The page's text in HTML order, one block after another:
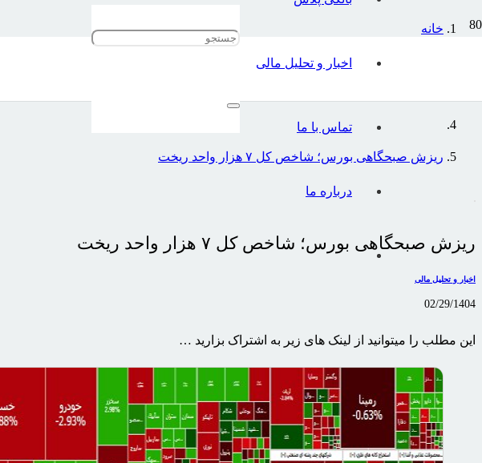
اخبار و تحلیل مالی
تماس با ما
درباره ما
خانه
ریزش صبحگاهی بورس؛ شاخص کل ۷ هزار واحد ریخت
ریزش صبحگاهی بورس؛ شاخص کل ۷ هزار واحد ریخت
اخبار و تحلیل مالی
02/29/1404
این مطلب را میتوانید از لینک های زیر به اشتراک بزارید …